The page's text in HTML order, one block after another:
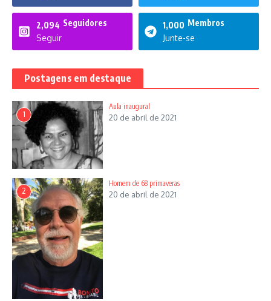
2,094 Seguidores
Seguir
1,000 Membros
Junte-se
Postagens em destaque
1
Aula inaugural
20 de abril de 2021
2
Homem de 68 primaveras
20 de abril de 2021